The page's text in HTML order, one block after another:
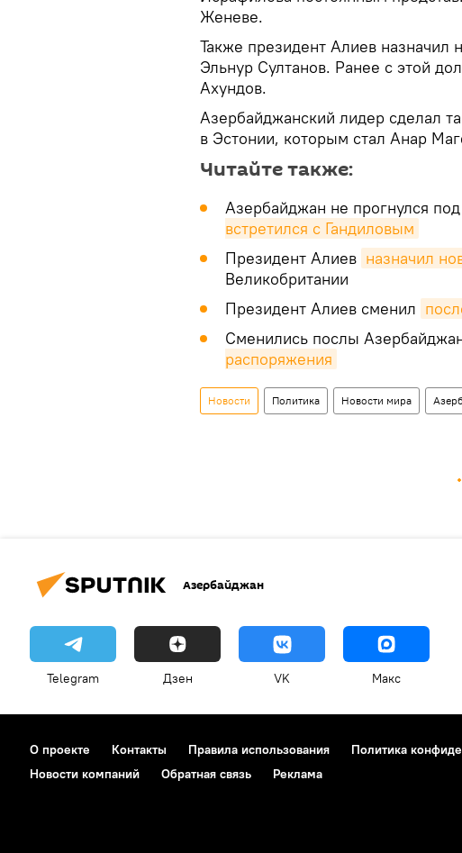
Женеве.
Также президент Алиев назначил
Эльнур Султанов. Ранее с этой
Ахундов.
Азербайджанский лидер сделал
в Эстонии, которым стал Анар
Читайте также:
Азербайджан не прогнулся
встретился с Гандиловым
Президент Алиев назначил
Великобритании
Президент Алиев сменил
Сменились послы
распоряжения
Новости Политика Новости мира
Азербайджан
Telegram Дзен VK Макс
О проекте Контакты Правила использования Политика
Новости компаний
Обратная связь Реклама